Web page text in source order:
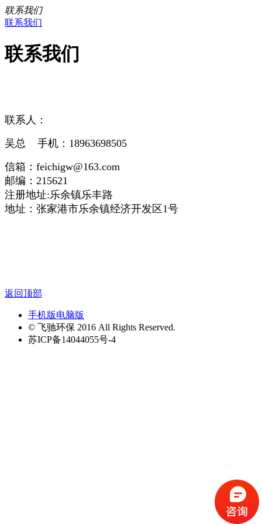
联系我们
联系我们
联系我们
联系人：
吴总 手机：18963698505
信箱：feichigw@163.com
邮编：215621
注册地址:乐余镇乐丰路
地址：张家港市乐余镇经济开发区1号
返回顶部
手机版电脑版
© 飞驰环保 2016 All Rights Reserved.
苏ICP备14044055号-4